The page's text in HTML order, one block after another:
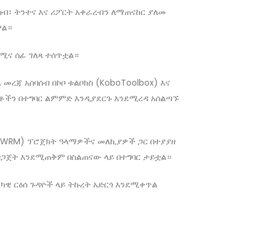
ትንተና እና ሪፖርት አቀራረብን ለማጠናከር ያለመ
ሰፊ ገለጻ ተሰጥቷል።
አሰባሰብ በኮቦ ቱልቦክስ (KoboToolbox) እና
በተግባር ልምምድ እንዲያደርጉ እንደሚረዳ አሰልጣኙ
ፕሮጀክት ዓላማዎችና መለኪያዎች ጋር በተያያዘ
እንደሚጠቅም በስልጠናው ላይ በተግባር ታይቷል።
ርዕሰ ጉዳዮች ላይ ትኩረት አድርጎ እንደሚቀጥል